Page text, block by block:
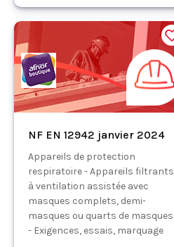
NF EN 12942 janvier 2024
Appareils de protection
respiratoire - Appareils filtrants
à ventilation assistée avec
masques complets, demi-
masques ou quarts de masques
- Exigences, essais, marquage